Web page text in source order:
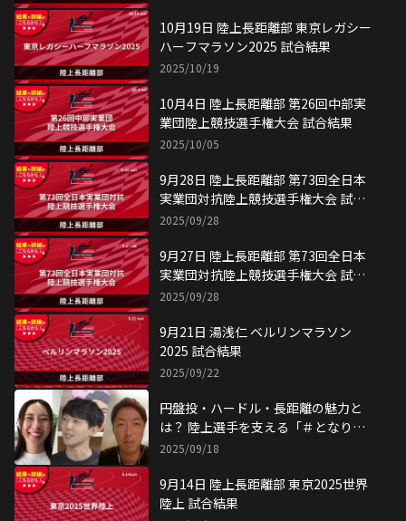
10月19日 陸上長距離部 東京レガシー
ハーフマラソン2025 試合結果
2025/10/19
10月4日 陸上長距離部 第26回中部実
業団陸上競技選手権大会 試合結果
2025/10/05
9月28日 陸上長距離部 第73回全日本
実業団対抗陸上競技選手権大会 試合
結果
2025/09/28
9月27日 陸上長距離部 第73回全日本
実業団対抗陸上競技選手権大会 試合
結果
2025/09/28
9月21日 湯浅仁 ベルリンマラソン
2025 試合結果
2025/09/22
円盤投・ハードル・長距離の魅力と
は？ 陸上選手を支える「＃となり目
線」
2025/09/18
9月14日 陸上長距離部 東京2025世界
陸上 試合結果